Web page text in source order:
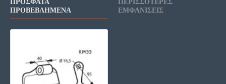
ΠΡΟΒΕΒΛΗΜΈΝΑ
ΕΜΦΑΝΊΣΕΙΣ